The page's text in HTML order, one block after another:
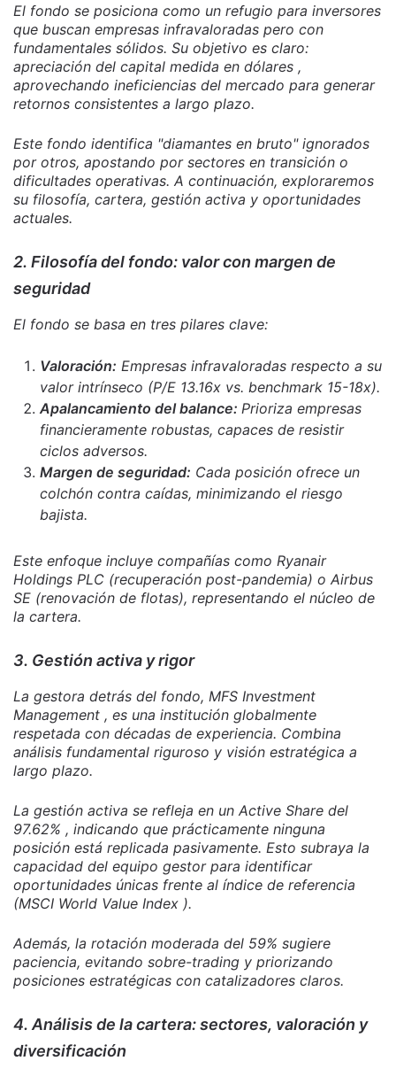
El fondo se posiciona como un refugio para inversores
que buscan empresas infravaloradas pero con
fundamentales sólidos. Su objetivo es claro:
apreciación del capital medida en dólares ,
aprovechando ineficiencias del mercado para generar
retornos consistentes a largo plazo.
Este fondo identifica "diamantes en bruto" ignorados
por otros, apostando por sectores en transición o
dificultades operativas. A continuación, exploraremos
su filosofía, cartera, gestión activa y oportunidades
actuales.
2. Filosofía del fondo: valor con margen de
seguridad
El fondo se basa en tres pilares clave:
Valoración: Empresas infravaloradas respecto a su
valor intrínseco (P/E 13.16x vs. benchmark 15-18x).
Apalancamiento del balance: Prioriza empresas
financieramente robustas, capaces de resistir
ciclos adversos.
Margen de seguridad: Cada posición ofrece un
colchón contra caídas, minimizando el riesgo
bajista.
Este enfoque incluye compañías como Ryanair
Holdings PLC (recuperación post-pandemia) o Airbus
SE (renovación de flotas), representando el núcleo de
la cartera.
3. Gestión activa y rigor
La gestora detrás del fondo, MFS Investment
Management , es una institución globalmente
respetada con décadas de experiencia. Combina
análisis fundamental riguroso y visión estratégica a
largo plazo.
La gestión activa se refleja en un Active Share del
97.62% , indicando que prácticamente ninguna
posición está replicada pasivamente. Esto subraya la
capacidad del equipo gestor para identificar
oportunidades únicas frente al índice de referencia
(MSCI World Value Index ).
Además, la rotación moderada del 59% sugiere
paciencia, evitando sobre-trading y priorizando
posiciones estratégicas con catalizadores claros.
4. Análisis de la cartera: sectores, valoración y
diversificación